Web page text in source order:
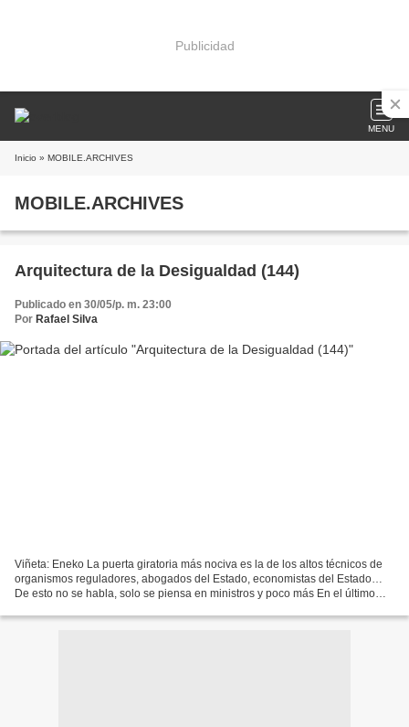
Publicidad
MENU
Inicio » MOBILE.ARCHIVES
MOBILE.ARCHIVES
Arquitectura de la Desigualdad (144)
Publicado en 30/05/p. m. 23:00
Por Rafael Silva
Viñeta: Eneko La puerta giratoria más nociva es la de los altos técnicos de
organismos reguladores, abogados del Estado, economistas del Estado…
De esto no se habla, solo se piensa en ministros y poco más En el último